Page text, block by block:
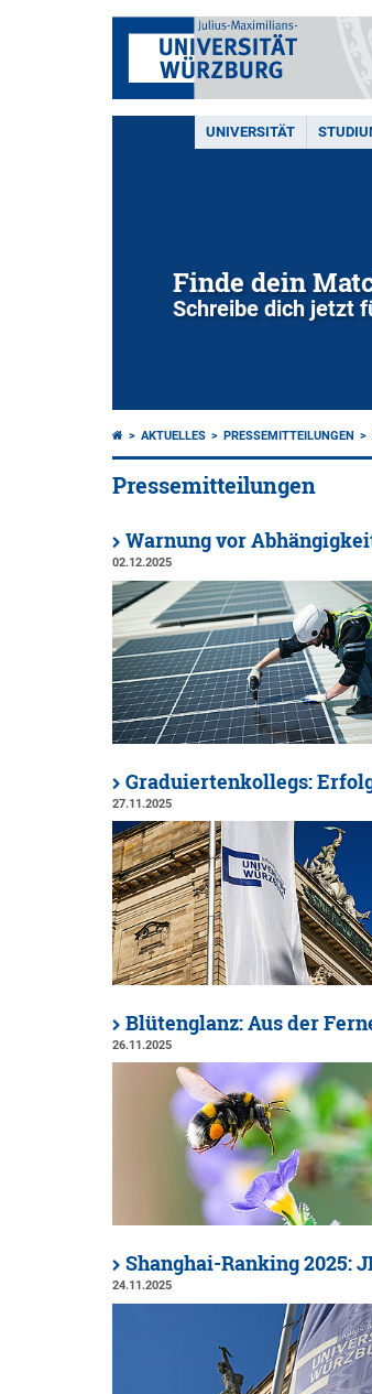
UNIVERSITÄT
Finde dein
Schreibe dich jetzt
AKTUELLES PRESSEMITTEILUNGEN
Pressemitteilungen
Warnung vor
02.12.2025
Graduiertenkollegs:
27.11.2025
Blütenglanz: Aus der
26.11.2025
Shanghai-Ranking 2025:
24.11.2025